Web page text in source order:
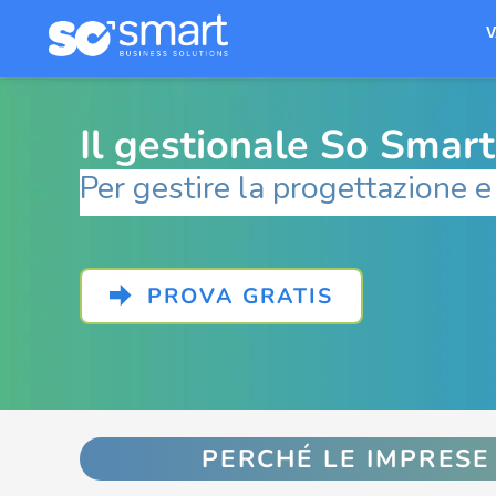
Il gestionale So
Il gestionale So
Per gestire la progettazione
Per gestire la progettazione
PROVA GRATIS
PERCHÉ LE